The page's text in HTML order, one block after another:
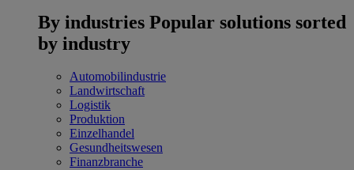
By industries Popular solutions sorted
by industry
Automobilindustrie
Landwirtschaft
Logistik
Produktion
Einzelhandel
Gesundheitswesen
Finanzbranche